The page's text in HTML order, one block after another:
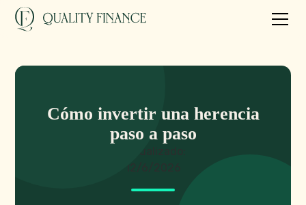
Cómo invertir una herencia
paso a paso
Actualizado:
12/6/2026